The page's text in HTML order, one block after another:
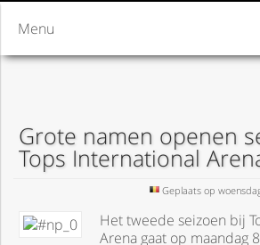
Menu
Grote namen openen
Tops International
Geplaats op
Het tweede seizoen bij
Arena gaat op maandag